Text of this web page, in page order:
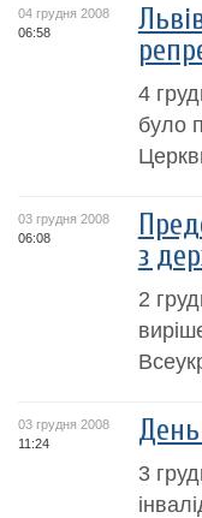
04 грудня 2008
06:58
4
було
03 грудня 2008
06:08
з
2
03 грудня 2008
11:24
День
3